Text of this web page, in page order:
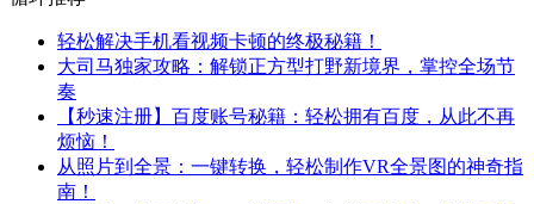
轻松解决手机看视频卡顿的终极秘籍！
大司马独家攻略：解锁正方型打野新境界，掌控全场节
奏
【秒速注册】百度账号秘籍：轻松拥有百度，从此不再
烦恼！
从照片到全景：一键转换，轻松制作VR全景图的神奇指
南！